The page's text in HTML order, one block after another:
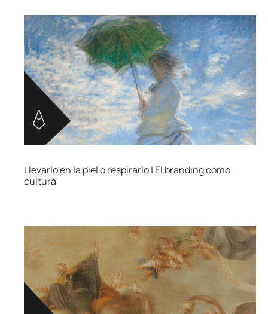
Llevarlo en la piel o respirarlo | El branding como
cultura